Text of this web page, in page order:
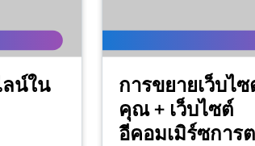
ราในเว็บไซต์ + การตลาด
เว็บไซต์ + การตลาด
ในเว็บไซต์ + การตลาด
ลน์ใน
การขยายเว็บไ
คุณ + เว็บไซต์
อีคอมเมิร์ซการ